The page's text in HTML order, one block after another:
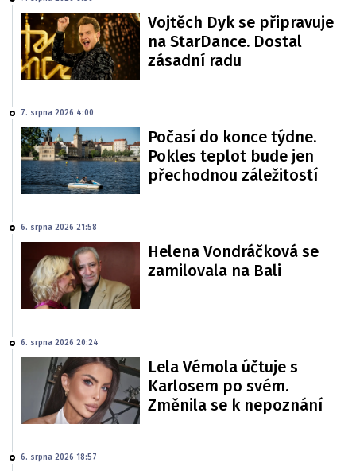
Vojtěch Dyk se připravuje
na StarDance. Dostal
zásadní radu
7. srpna 2026 4:00
Počasí do konce týdne.
Pokles teplot bude jen
přechodnou záležitostí
6. srpna 2026 21:58
Helena Vondráčková se
zamilovala na Bali
6. srpna 2026 20:24
Lela Vémola účtuje s
Karlosem po svém.
Změnila se k nepoznání
6. srpna 2026 18:57